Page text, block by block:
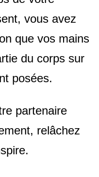
vous avez
que vos mains
du corps sur
posées.
partenaire
relâchez